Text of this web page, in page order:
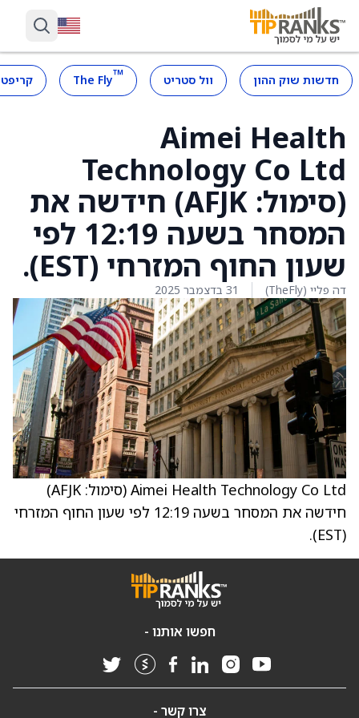
חדשות שוק ההון וול סטריט ™
The Fly
Aimei Health
(סימול: AFJK) חידשה את
המסחר בשעה 12:19 לפי
שעון החוף המזרחי (EST).
דה פליי (TheFly) 31 בדצמבר 2025
Aimei Health Technology Co Ltd‏ (סימול: AFJK)
חידשה את המסחר בשעה 12:19 לפי שעון החוף המזרחי
(EST).
חפשו אותנו -
צרו קשר -